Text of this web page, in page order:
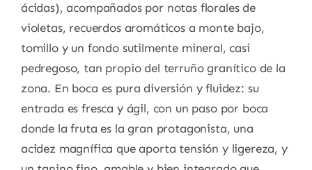
ácidas), acompañados por notas florales de
violetas, recuerdos aromáticos a monte bajo,
tomillo y un fondo sutilmente mineral, casi
pedregoso, tan propio del terruño granítico de la
zona. En boca es pura diversión y fluidez: su
entrada es fresca y ágil, con un paso por boca
donde la fruta es la gran protagonista, una
acidez magnífica que aporta tensión y ligereza, y